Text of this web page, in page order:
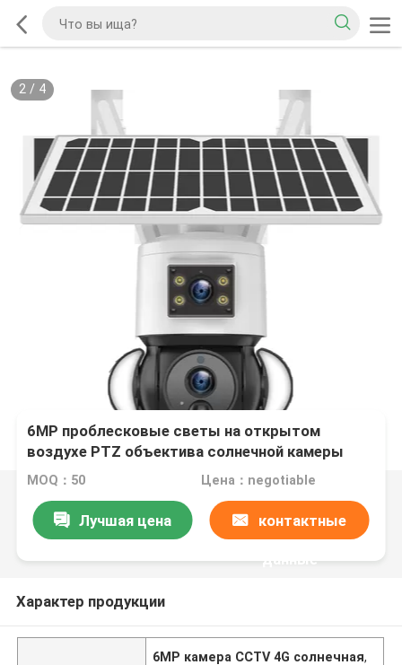
3/ 4
6MP проблесковые светы на открытом
воздухе PTZ объектива солнечной камеры
CCTV 4G двойные
MOQ：50 Цена：negotiable
Лучшая цена контактные
данные
Характер продукции
6MP камера CCTV 4G солнечная,